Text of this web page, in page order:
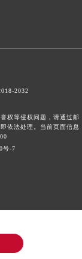
2032
权等侵权问题，请通过邮
依法处理。当前页面信息
号-7